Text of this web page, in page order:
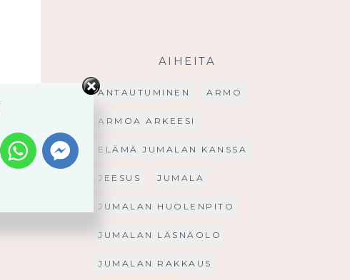
AIHEITA
ANTAUTUMINEN ARMO
ARMOA ARKEESI
ELÄMÄ JUMALAN KANSSA
JEESUS JUMALA
JUMALAN HUOLENPITO
JUMALAN LÄSNÄOLO
JUMALAN RAKKAUS